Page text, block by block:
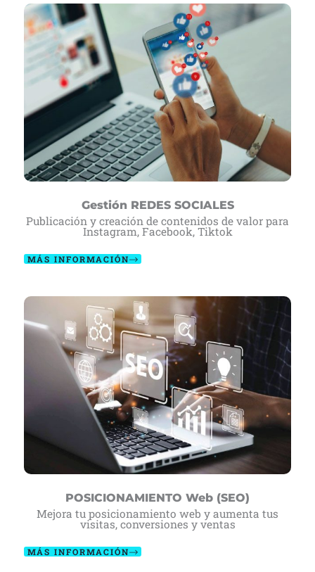
Gestión REDES SOCIALES
Publicación y creación de contenidos de valor para
Instagram, Facebook, Tiktok
MÁS INFORMACIÓN
POSICIONAMIENTO Web (SEO)
Mejora tu posicionamiento web y aumenta tus
visitas, conversiones y ventas
MÁS INFORMACIÓN